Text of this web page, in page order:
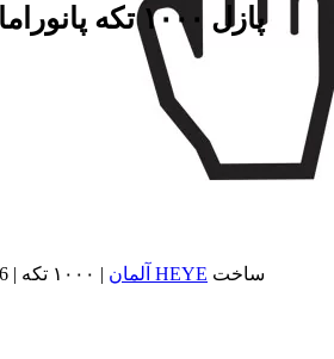
پازل ۱۰۰۰ تکه پانوراما سرو مرداب اثر پوپ هکنر
ساخت HEYE آلمان | ۱۰۰۰ تکه | ۹۴٫۵x32.6 سانتی متر